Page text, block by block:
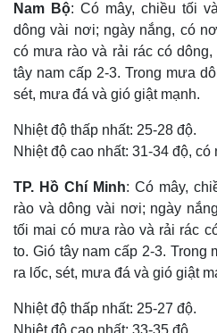
Nam Bộ: Có mây, chiều tối
dông vài nơi; ngày nắng, có
có mưa rào và rải rác có
tây nam cấp 2-3. Trong mưa
sét, mưa đá và gió giật mạnh.
Nhiệt độ thấp nhất: 25-28 độ.
Nhiệt độ cao nhất: 31-34 độ, có
TP. Hồ Chí Minh: Có mây,
rào và dông vài nơi; ngày
tối mai có mưa rào và rải rác
to. Gió tây nam cấp 2-3. Trong
ra lốc, sét, mưa đá và gió giật
Nhiệt độ thấp nhất: 25-27 độ.